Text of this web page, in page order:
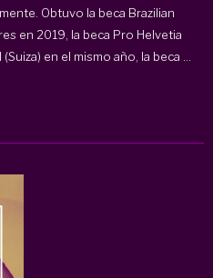
Obtuvo la beca Brazilian
en 2019, la beca Pro Helvetia
en el mismo año, la beca ...